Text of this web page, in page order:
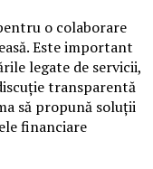
o colaborare
Este important
legate de servicii,
transparentă
să propună soluții
financiare